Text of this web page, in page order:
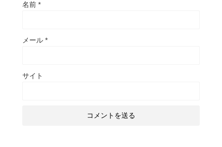
名前 *
メール *
サイト